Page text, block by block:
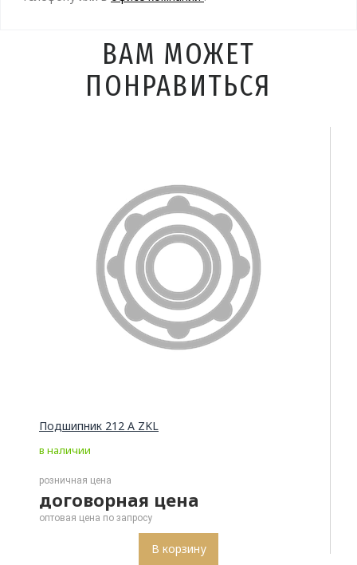
ВАМ МОЖЕТ
ПОНРАВИТЬСЯ
Подшипник 212 А ZKL
в наличии
договорная цена
В корзину